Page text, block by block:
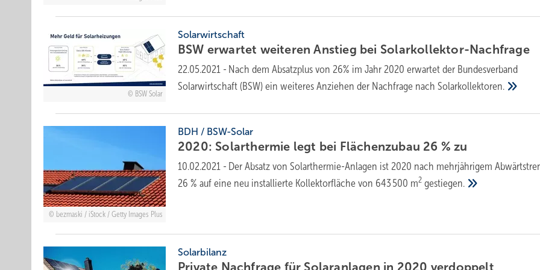
BSW Solar
Solarwirtschaft
BSW erwartet weiteren Anstieg bei Solarkollektor-Nachfrage
22.05.2021 - Nach dem Absatzplus von 26% im Jahr 2020 erwartet der Bundesverband
Solarwirtschaft (BSW) ein weiteres Anziehen der Nachfrage nachSolarkollektoren.
bezmaski / iStock / Getty Images Plus
BDH / BSW-Solar
2020: Solarthermie legt bei Flächenzubau 26 %zu
10.02.2021 - Der Absatz von Solarthermie-Anlagen ist 2020 nach mehrjährigem
26 % auf eine neu installierte Kollektorfläche von 643 500 m2 gestiegen.
Solarbilanz
Private Nachfrage für Solaranlagen in 2020 verdoppelt